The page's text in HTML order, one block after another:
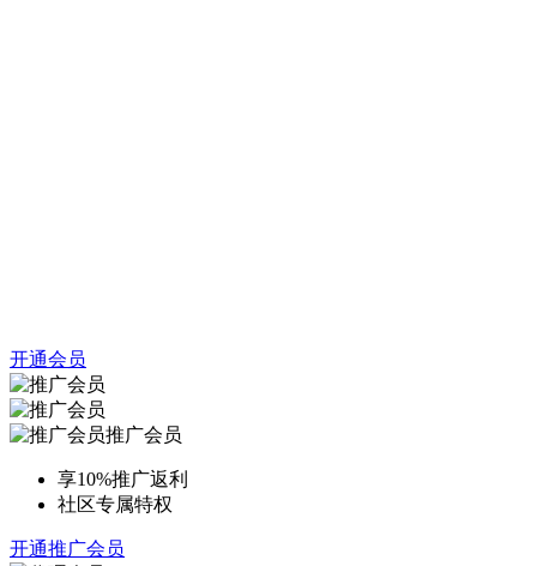
开通会员
推广会员
享10%推广返利
社区专属特权
开通推广会员